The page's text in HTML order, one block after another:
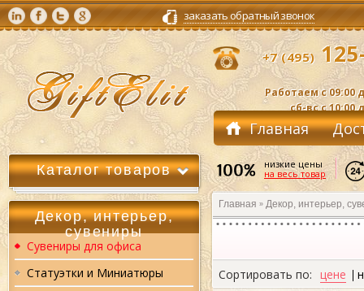
заказать обратный звонок
+7 (495)
Работаем с 09:00
сб-вс с 10:00
Главная
Контакты
Каталог товаров
Декор, интерьер,
сувениры
Сувениры для офиса
Статуэтки и Миниатюры
низкие цены
на весь товар
Главная » Декор, интерьер,
Сортировать по: цене